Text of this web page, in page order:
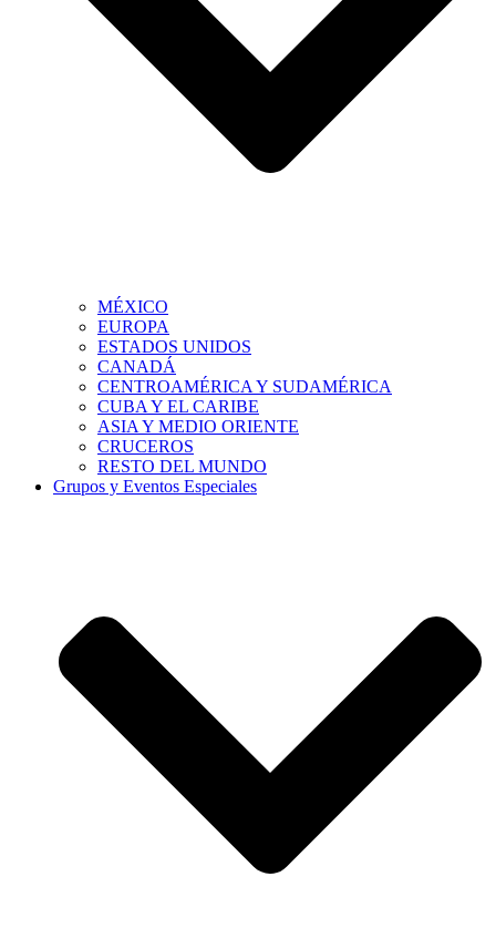
MÉXICO
EUROPA
ESTADOS UNIDOS
CANADÁ
CENTROAMÉRICA Y SUDAMÉRICA
CUBA Y EL CARIBE
ASIA Y MEDIO ORIENTE
CRUCEROS
RESTO DEL MUNDO
Grupos y Eventos Especiales